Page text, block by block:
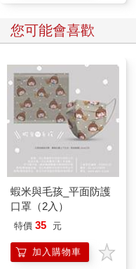
學者認為ME是「神的能量
泳」的概念。伊南娜形容
衣物。
希臘神話的伊卡洛斯（
身體上嘗試飛行。來自古
翅膀的，以顯示他們的飛
顯示他們的飛人身分──他
的，他們使用裝備來進行這
《舊約》告訴我們，族長
立在地上，梯子的頭頂著
來。主就站在梯子最上方
「耶和華真在這裡，我竟
您可能會喜歡
蝦米與毛孩_平面防護
口罩（2入）
特價 35 元
加入購物車